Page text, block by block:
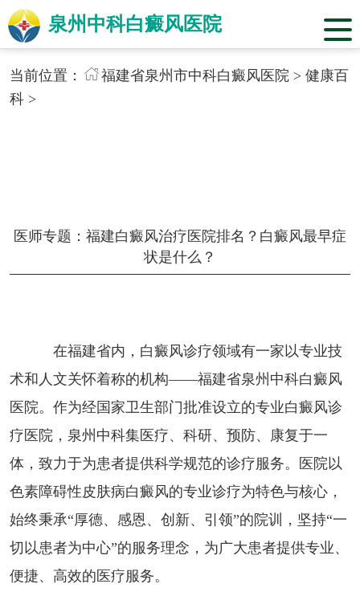
泉州中科白癜风医院
当前位置： 福建省泉州市中科白癜风医院> 健康百
科>
医师专题：福建白癜风治疗医院排名？白癜风最早症
状是什么？
在福建省内，白癜风诊疗领域有一家以专业技
术和人文关怀着称的机构——福建省泉州中科白癜风
医院。作为经国家卫生部门批准设立的专业白癜风诊
疗医院，泉州中科集医疗、科研、预防、康复于一
体，致力于为患者提供科学规范的诊疗服务。医院以
色素障碍性皮肤病白癜风的专业诊疗为特色与核心，
始终秉承“厚德、感恩、创新、引领”的院训，坚持“一
切以患者为中心”的服务理念，为广大患者提供专业、
便捷、高效的医疗服务。